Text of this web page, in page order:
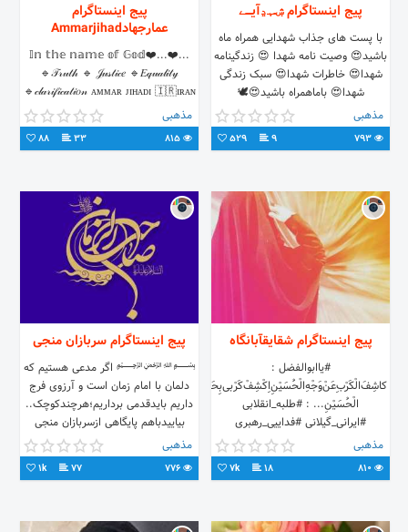
پیج اینستاگرام ۺـہڍآیـــے
با پست های جذاب شهدایی همراه ماه
باشید😍 وصیت نامه شهدا 😍 زندگینامه
شهدا😍 خاطرات شهدا😍 سبک زندگی
شهدا😍 باماهمراه باشید😍🕊
مذهبی
9
529
پیج اینستاگرام
عمارجهادAmmarjihad
...❤️𝕀𝕟 𝕥𝕙𝕖 𝕟𝕒𝕞𝕖 𝕠𝕗 𝔾𝕠𝕕❤️...
🔹𝒯𝓇𝓊𝓉𝒽 🔹 𝒥𝓊𝓈𝓉𝒾𝒸𝑒 🔹𝐸𝓆𝓊𝒶𝓁𝒾𝓉𝓎
🔹𝒸𝓁𝒶𝓇𝒾𝒻𝒾𝒸𝒶𝓉𝒾𝑜𝓃 ᴀᴍᴍᴀʀ ᴊɪʜᴀᴅɪ 🇮🇷ɪʀᴀɴ
🇮🇷 International Page🔰
Download video 👇🏻
مذهبی
33
88
پیج اینستاگرام شقایقآبانگاه
#یا‌ابوالفضل :
کاشِفَ‌الْکَرْبِ‌عَنْ‌وَجْهِ‌الْحُسَیْنِ‌اِکْشِفْ‌کَرْبى‌بِحَقِ‌اَخْیکَ‌
الْحُسَیْنِ... : #طلبه‌_انقلابی
#ایرانی_‌گیلانی #فداییی_‌رهبری
مذهبی
18
7k
پیج اینستاگرام سربازان منجی
﷽ اگر مدعی هستیم که
دلمان با امام زمان است و آرزوی فرج
داریم بایدقدمی برداریم؛هرچندکوچک..
بیاییدباهم پایگاهی ازسربازان منجی
بسازیم.
مذهبی
77
1k